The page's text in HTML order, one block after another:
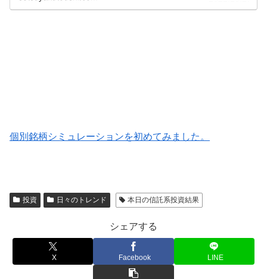
個別銘柄シミュレーションを初めてみました。
投資 日々のトレンド 本日の信託系投資結果
シェアする
X Facebook LINE